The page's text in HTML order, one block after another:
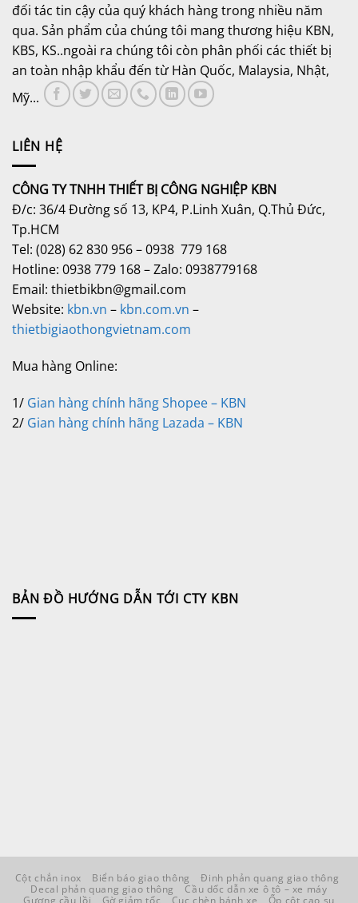
đối tác tin cậy của quý khách hàng trong nhiều năm
qua. Sản phẩm của chúng tôi mang thương hiệu KBN,
KBS, KS..ngoài ra chúng tôi còn phân phối các thiết bị
an toàn nhập khẩu đến từ Hàn Quốc, Malaysia, Nhật,
Mỹ...
LIÊN HỆ
CÔNG TY TNHH THIẾT BỊ CÔNG NGHIỆP KBN
Đ/c: 36/4 Đường số 13, KP4, P.Linh Xuân, Q.Thủ Đức,
Tp.HCM
Tel: (028) 62 830 956 – 0938 779 168
Hotline: 0938 779 168 – Zalo: 0938779168
Email: thietbikbn@gmail.com
Website: kbn.vn – kbn.com.vn –
thietbigiaothongvietnam.com
Mua hàng Online:
1/ Gian hàng chính hãng Shopee – KBN
2/ Gian hàng chính hãng Lazada – KBN
BẢN ĐỒ HƯỚNG DẪN TỚI CTY KBN
Cột chắn inox Biển báo giao thông
Đinh phản quang giao thông
Decal phản quang giao thông
Cầu dốc dẫn xe ô tô – xe máy